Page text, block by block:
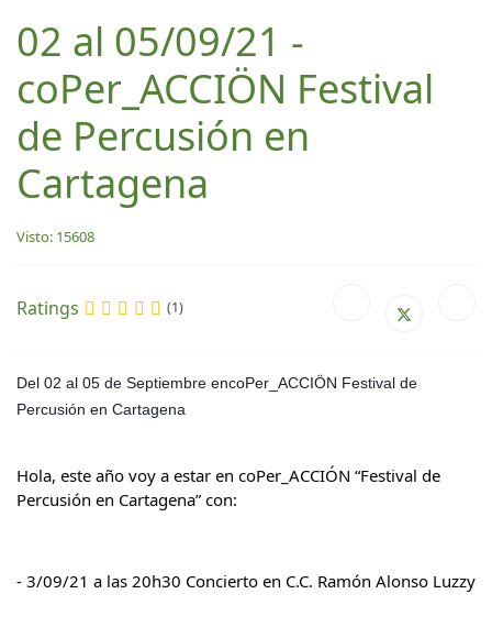
02 al 05/09/21 -
coPer_ACCIÖN Festival
de Percusión en
Cartagena
Visto: 15608
Ratings (1)
Del 02 al 05 de Septiembre encoPer_ACCIÖN Festival de
Percusión en Cartagena
Hola, este año voy a estar en coPer_ACCIÓN “Festival de
Percusión en Cartagena” con:
- 3/09/21 a las 20h30 Concierto en C.C. Ramón Alonso Luzzy